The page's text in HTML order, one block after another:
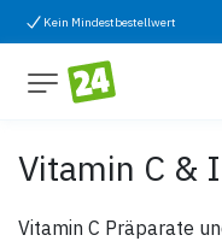
Zum Inhalt springen
Kein Mindestbestellwert
Vitamin C &
Vitamin C Präparate